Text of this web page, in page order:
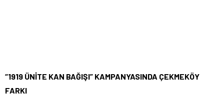
“1919 ÜNİTE KAN BAĞIŞI” KAMPANYASINDA ÇEKMEKÖY
FARKI